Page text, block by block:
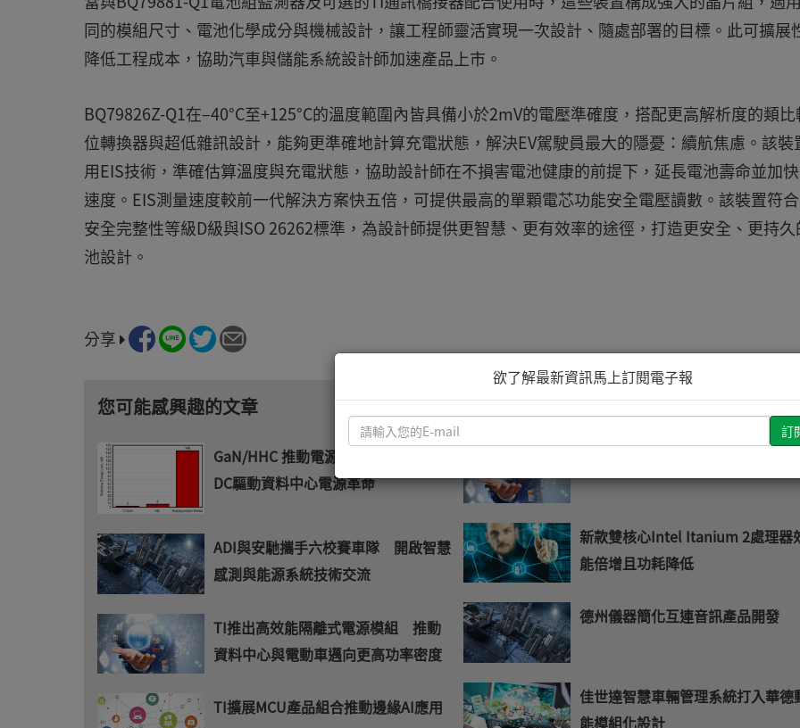
同的模組尺寸、電池化學成分與機械設計，讓工程師靈活實現一次設計、隨處部署的目標。此可擴展
降低工程成本，協助汽車與儲能系統設計師加速產品上市。
BQ79826Z-Q1在–40°C至+125°C的溫度範圍內皆具備小於2mV的電壓準確度，搭配更高解析度的類
位轉換器與超低雜訊設計，能夠更準確地計算充電狀態，解決EV駕駛員最大的隱憂：續航焦慮。該裝
用EIS技術，準確估算溫度與充電狀態，協助設計師在不損害電池健康的前提下，延長電池壽命並加
速度。EIS測量速度較前一代解決方案快五倍，可提供最高的單顆電芯功能安全電壓讀數。該裝置符
安全完整性等級D級與ISO 26262標準，為設計師提供更智慧、更有效率的途徑，打造更安全、更持
池設計。
分享
您可能感興趣的文章
GaN/HHC 推動電源架構演進 800V
DC驅動資料中心電源革命
ADI與安馳攜手六校賽車隊 開啟智慧
感測與能源系統技術交流
TI推出高效能隔離式電源模組 推動
資料中心與電動車邁向更高功率密度
TI擴展MCU產品組合推動邊緣AI應用
推薦文章
新款雙核心Intel Itanium 2處理器
能倍增且功耗降低
德州儀器簡化互連音訊產品開發
佳世達智慧車輛管理系統打入華德
能模組化設計
欲了解最新資訊馬上訂閱電子報
輸
您
E-
mail